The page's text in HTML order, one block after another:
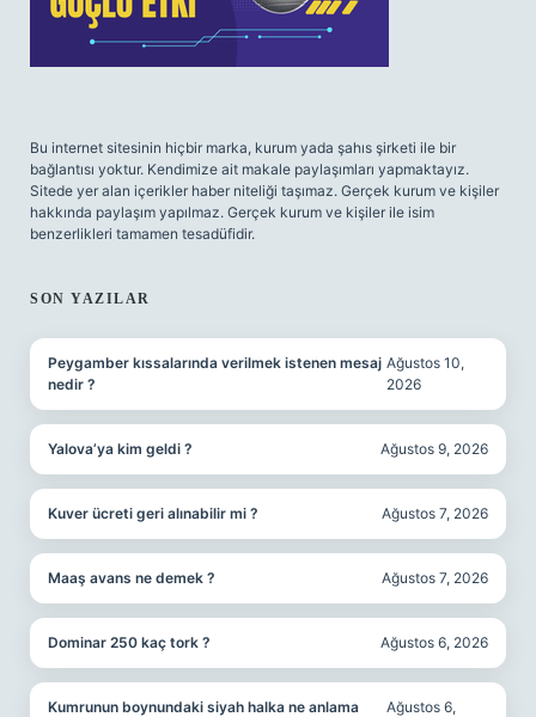
Bu internet sitesinin hiçbir marka, kurum yada şahıs şirketi ile bir
bağlantısı yoktur. Kendimize ait makale paylaşımları yapmaktayız.
Sitede yer alan içerikler haber niteliği taşımaz. Gerçek kurum ve kişiler
hakkında paylaşım yapılmaz. Gerçek kurum ve kişiler ile isim
benzerlikleri tamamen tesadüfidir.
SON YAZILAR
Peygamber kıssalarında verilmek istenen mesaj
nedir ?
Ağustos 10,
2026
Yalova’ya kim geldi ? Ağustos 9, 2026
Kuver ücreti geri alınabilir mi ? Ağustos 7, 2026
Maaş avans ne demek ? Ağustos 7, 2026
Dominar 250 kaç tork ? Ağustos 6, 2026
Kumrunun boynundaki siyah halka ne anlama
Ağustos 6,